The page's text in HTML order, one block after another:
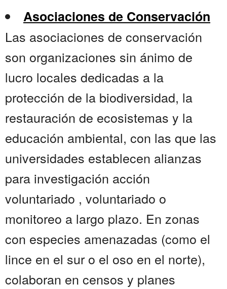
Asociaciones de Conservación
Las asociaciones de conservación
son organizaciones sin ánimo de
lucro locales dedicadas a la
protección de la biodiversidad, la
restauración de ecosistemas y la
educación ambiental, con las que las
universidades establecen alianzas
para investigación acción
voluntariado , voluntariado o
monitoreo a largo plazo. En zonas
con especies amenazadas (como el
lince en el sur o el oso en el norte),
colaboran en censos y planes